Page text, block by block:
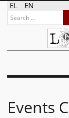
EL EN
Events